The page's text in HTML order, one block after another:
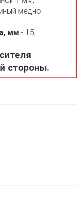
медно-
мм - 15;
стороны.